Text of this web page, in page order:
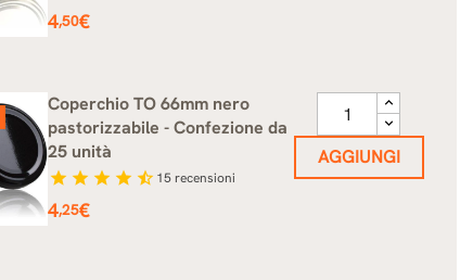
Prezzo
4,50€
Coperchio TO 66mm nero
pastorizzabile - Confezione da
25 unità
star star star star star_half 15recensioni
Prezzo
4,25€
AGGIUNGI